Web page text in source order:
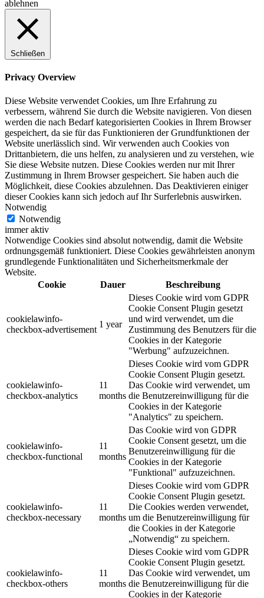
ablehnen
Schließen
Privacy Overview
Diese Website verwendet Cookies, um Ihre Erfahrung zu
verbessern, während Sie durch die Website navigieren. Von diesen
werden die nach Bedarf kategorisierten Cookies in Ihrem Browser
gespeichert, da sie für das Funktionieren der Grundfunktionen der
Website unerlässlich sind. Wir verwenden auch Cookies von
Drittanbietern, die uns helfen, zu analysieren und zu verstehen, wie
Sie diese Website nutzen. Diese Cookies werden nur mit Ihrer
Zustimmung in Ihrem Browser gespeichert. Sie haben auch die
Möglichkeit, diese Cookies abzulehnen. Das Deaktivieren einiger
dieser Cookies kann sich jedoch auf Ihr Surferlebnis auswirken.
Notwendig
Notwendig
immer aktiv
Notwendige Cookies sind absolut notwendig, damit die Website
ordnungsgemäß funktioniert. Diese Cookies gewährleisten anonym
grundlegende Funktionalitäten und Sicherheitsmerkmale der
Website.
Cookie
Dauer Beschreibung
cookielawinfo-
checkbox-advertisement
1 year
Dieses Cookie wird vom GDPR
Cookie Consent Plugin gesetzt
und wird verwendet, um die
Zustimmung des Benutzers für die
Cookies in der Kategorie
"Werbung" aufzuzeichnen.
cookielawinfo-
checkbox-analytics
11
months
Dieses Cookie wird vom GDPR
Cookie Consent Plugin gesetzt.
Das Cookie wird verwendet, um
die Benutzereinwilligung für die
Cookies in der Kategorie
"Analytics" zu speichern.
cookielawinfo-
checkbox-functional
11
months
Das Cookie wird von GDPR
Cookie Consent gesetzt, um die
Benutzereinwilligung für die
Cookies in der Kategorie
"Funktional" aufzuzeichnen.
cookielawinfo-
checkbox-necessary
11
months
Dieses Cookie wird vom GDPR
Cookie Consent Plugin gesetzt.
Die Cookies werden verwendet,
um die Benutzereinwilligung für
die Cookies in der Kategorie
„Notwendig“ zu speichern.
cookielawinfo-
checkbox-others
11
months
Dieses Cookie wird vom GDPR
Cookie Consent Plugin gesetzt.
Das Cookie wird verwendet, um
die Benutzereinwilligung für die
Cookies in der Kategorie